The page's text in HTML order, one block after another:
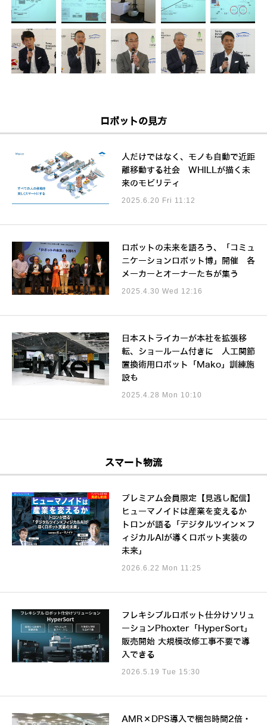
ロボットの見方
人だけではなく、モノも自動で近距
離移動する社会 WHILLが描く未
来のモビリティ
2025.6.20 Fri 11:12
ロボットの未来を語ろう、「コミュ
ニケーションロボット博」開催 各
メーカーとオーナーたちが集う
2025.4.30 Wed 12:16
日本ストライカーが本社を拡張移
転、ショールーム付きに 人工関節
置換術用ロボット「Mako」訓練施
設も
2025.4.28 Mon 10:10
スマート物流
プレミアム会員限定【見逃し配信】
ヒューマノイドは産業を変えるか
トロンが語る「デジタルツイン×フ
ィジカルAIが導くロボット実装の
未来」
2026.6.22 Mon 11:25
フレキシブルロボット仕分けソリュ
ーションPhoxter「HyperSort」
販売開始 大規模改修工事不要で導
入できる
2026.5.19 Tue 15:30
AMR×DPS導入で梱包時間2倍・